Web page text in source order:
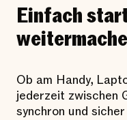
Einfach
Ob am Handy,
jederzeit zwischen
synchron und